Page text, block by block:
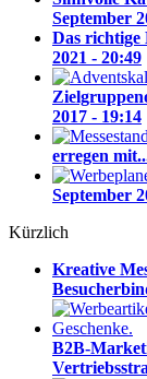
September
Das
2021 - 20:49
2017 - 19:14
erregen
September
Kürzlich
Kreative
B2B-